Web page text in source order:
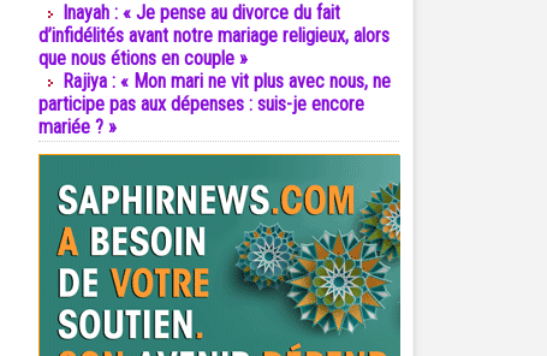
Inayah : « Je pense au divorce du fait
d’infidélités avant notre mariage religieux, alors
que nous étions en couple »
Rajiya : « Mon mari ne vit plus avec nous, ne
participe pas aux dépenses : suis-je encore
mariée ? »